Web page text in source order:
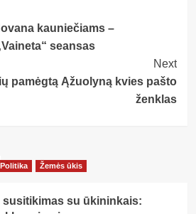
kauniečiams –
seansas
Next
pamėgtą Ąžuolyną kvies pašto
ženklas
Politika Žemės ūkis
susitikimas su ūkininkais: